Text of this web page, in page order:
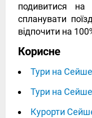
подивитися
спланувати
відпочити на
Корисне
Тури на
Тури на
Курорти